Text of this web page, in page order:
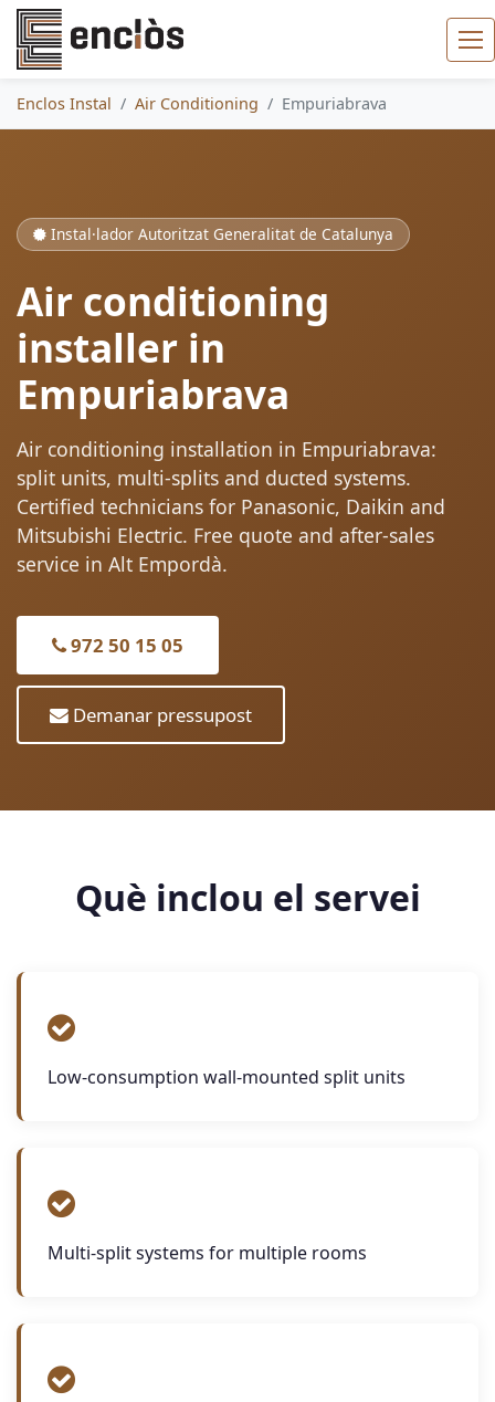
Enclos Instal Air Conditioning Empuriabrava
Instal·lador Autoritzat Generalitat de Catalunya
Air conditioning
installer in
Empuriabrava
Air conditioning installation in Empuriabrava:
split units, multi-splits and ducted systems.
Certified technicians for Panasonic, Daikin and
Mitsubishi Electric. Free quote and after-sales
service in Alt Empordà.
972 50 15 05
Demanar pressupost
Què inclou el servei
Low-consumption wall-mounted split units
Multi-split systems for multiple rooms